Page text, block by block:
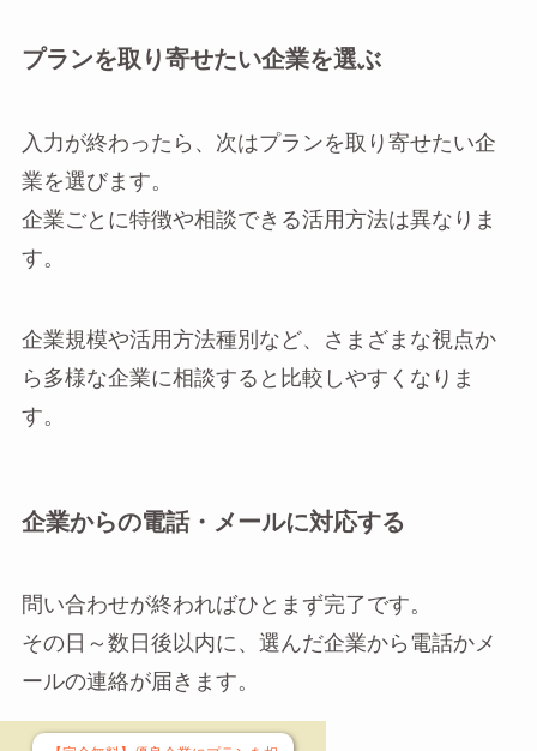
プランを取り寄せたい企業を選ぶ
入力が終わったら、次はプランを取り寄せたい企
業を選びます。
企業ごとに特徴や相談できる活用方法は異なりま
す。
企業規模や活用方法種別など、さまざまな視点か
ら多様な企業に相談すると比較しやすくなりま
す。
企業からの電話・メールに対応する
問い合わせが終わればひとまず完了です。
その日～数日後以内に、選んだ企業から電話かメ
ールの連絡が届きます。